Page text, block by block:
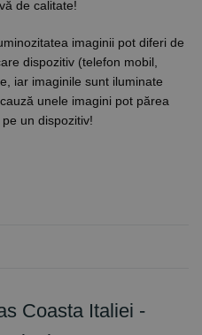
de calitate!
imaginii pot diferi de
dispozitiv (telefon mobil,
iar imaginile sunt iluminate
unele imagini pot părea
un dispozitiv!
Coasta Italiei -